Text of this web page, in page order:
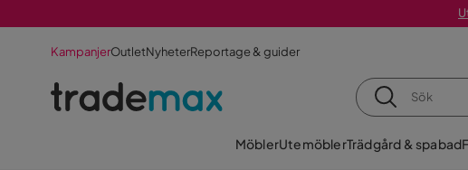
KampanjerOutletNyheterReportage & guider
MöblerUtemöblerTrädgård & spabad